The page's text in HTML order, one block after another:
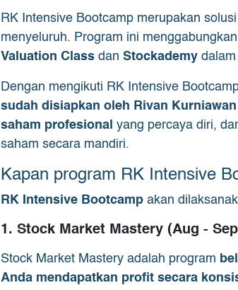
RK Intensive Bootcamp merupakan
menyeluruh. Program ini
Valuation Class dan Stockademy
Dengan mengikuti RK Intensive
sudah disiapkan oleh Rivan
saham profesional yang percaya diri,
saham secara mandiri.
Kapan program RK Intensive
RK Intensive Bootcamp akan
1. Stock Market Mastery (Aug -
Stock Market Mastery adalah program
Anda mendapatkan profit secara